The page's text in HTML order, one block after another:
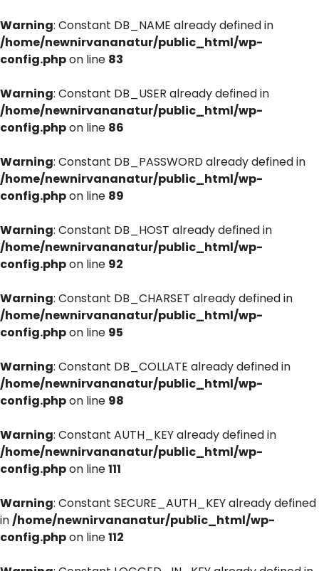
Warning: Constant DB_NAME already defined in
/home/newnirvananatur/public_html/wp-
config.phpon line 83
Warning: Constant DB_USER already defined in
/home/newnirvananatur/public_html/wp-
config.phpon line 86
Warning: Constant DB_PASSWORD already defined in
/home/newnirvananatur/public_html/wp-
config.phpon line 89
Warning: Constant DB_HOST already defined in
/home/newnirvananatur/public_html/wp-
config.phpon line 92
Warning: Constant DB_CHARSET already defined in
/home/newnirvananatur/public_html/wp-
config.phpon line 95
Warning: Constant DB_COLLATE already defined in
/home/newnirvananatur/public_html/wp-
config.phpon line 98
Warning: Constant AUTH_KEY already defined in
/home/newnirvananatur/public_html/wp-
config.phpon line111
Warning: Constant SECURE_AUTH_KEY already defined
in/home/newnirvananatur/public_html/wp-
config.phpon line112